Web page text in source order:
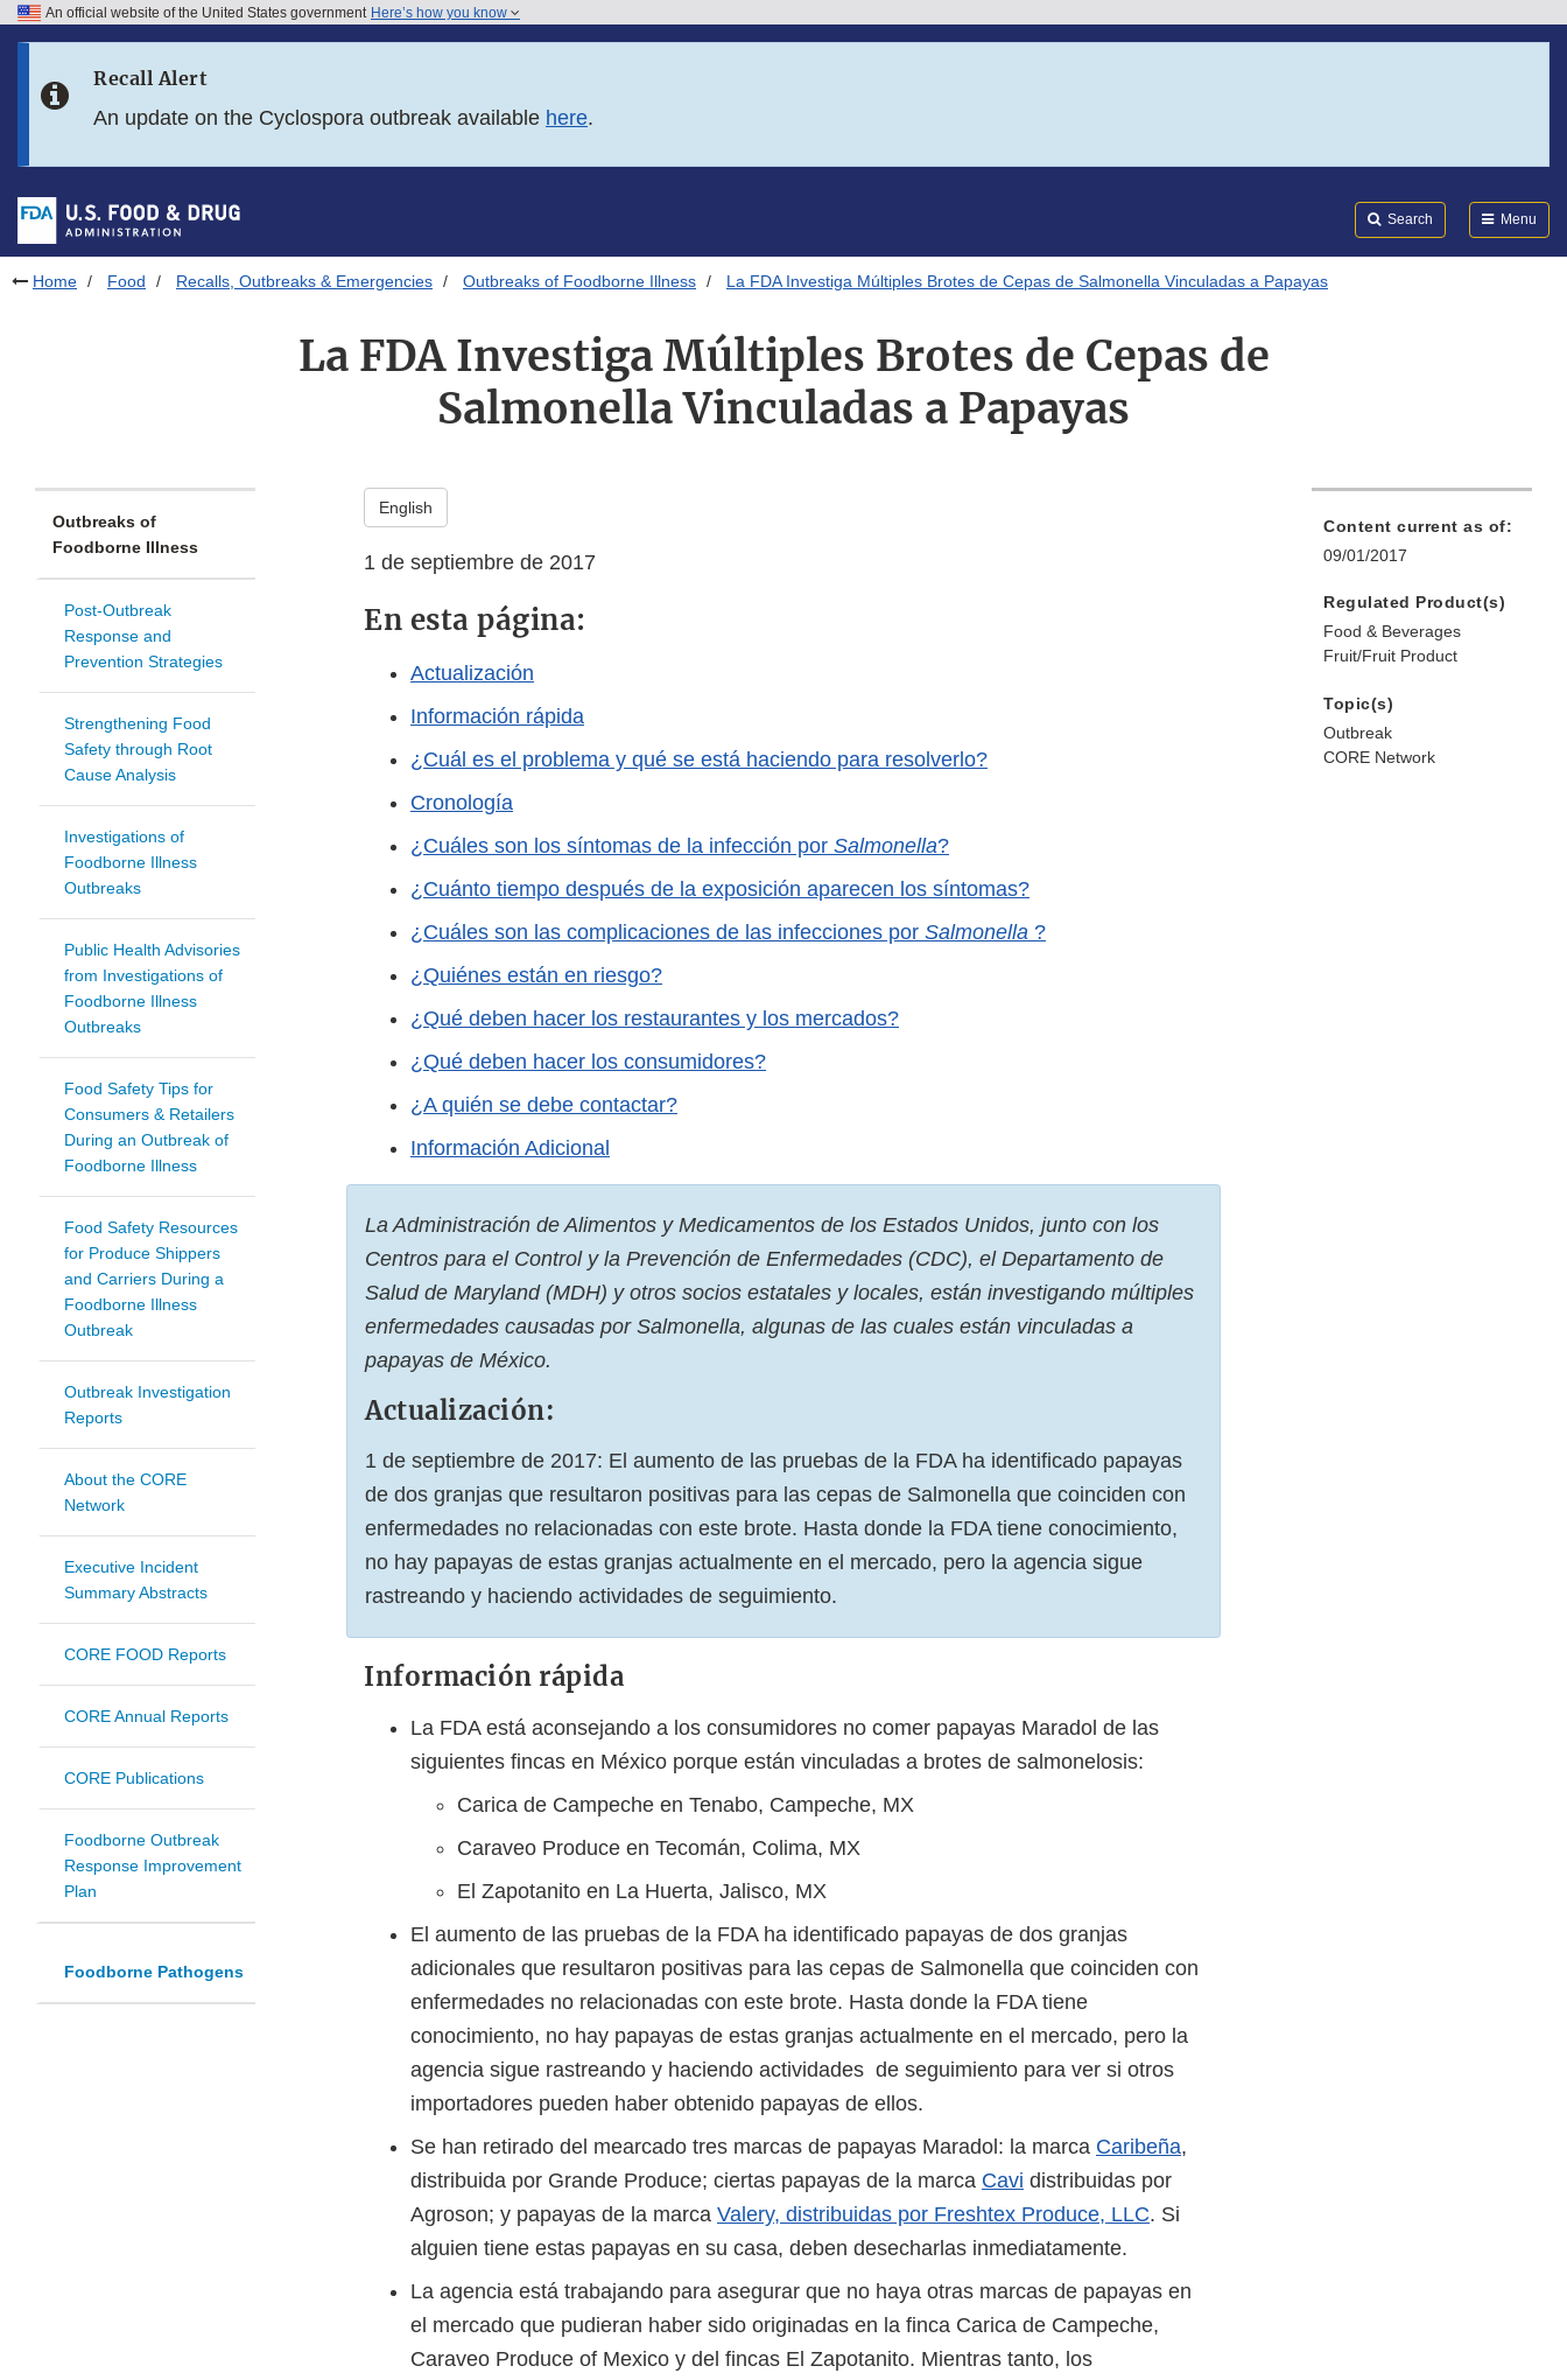
Skip to FDA Search
Skip to footer links
An official website of the United States government Here’s how you know
Recall Alert
An update on the Cyclospora outbreak available here.
Search Menu
Home Food Recalls, Outbreaks & Emergencies Outbreaks of Foodborne Illness La FDA Investiga Múltiples Brotes de Cepas de Salmonella Vinculadas a Papayas
La FDA Investiga Múltiples Brotes de Cepas de
Salmonella Vinculadas a Papayas
Outbreaks of
Foodborne Illness
Post-Outbreak
Response and
Prevention Strategies
Strengthening Food
Safety through Root
Cause Analysis
Investigations of
Foodborne Illness
Outbreaks
Public Health Advisories
from Investigations of
Foodborne Illness
Outbreaks
Food Safety Tips for
Consumers & Retailers
During an Outbreak of
Foodborne Illness
Food Safety Resources
for Produce Shippers
and Carriers During a
Foodborne Illness
Outbreak
Outbreak Investigation
Reports
About the CORE
Network
Executive Incident
Summary Abstracts
CORE FOOD Reports
CORE Annual Reports
CORE Publications
Foodborne Outbreak
Response Improvement
Plan
Foodborne Pathogens
English
1 de septiembre de 2017
En esta página:
Actualización
Información rápida
¿Cuál es el problema y qué se está haciendo para resolverlo?
Cronología
¿Cuáles son los síntomas de la infección por Salmonella?
¿Cuánto tiempo después de la exposición aparecen los síntomas?
¿Cuáles son las complicaciones de las infecciones por Salmonella ?
¿Quiénes están en riesgo?
¿Qué deben hacer los restaurantes y los mercados?
¿Qué deben hacer los consumidores?
¿A quién se debe contactar?
Información Adicional
La Administración de Alimentos y Medicamentos de los Estados Unidos, junto con los
Centros para el Control y la Prevención de Enfermedades (CDC), el Departamento de
Salud de Maryland (MDH) y otros socios estatales y locales, están investigando múltiples
enfermedades causadas por Salmonella, algunas de las cuales están vinculadas a
papayas de México.
Actualización:
1 de septiembre de 2017: El aumento de las pruebas de la FDA ha identificado papayas
de dos granjas que resultaron positivas para las cepas de Salmonella que coinciden con
enfermedades no relacionadas con este brote. Hasta donde la FDA tiene conocimiento,
no hay papayas de estas granjas actualmente en el mercado, pero la agencia sigue
rastreando y haciendo actividades de seguimiento.
Información rápida
La FDA está aconsejando a los consumidores no comer papayas Maradol de las
siguientes fincas en México porque están vinculadas a brotes de salmonelosis:
Carica de Campeche en Tenabo, Campeche, MX
Caraveo Produce en Tecomán, Colima, MX
El Zapotanito en La Huerta, Jalisco, MX
El aumento de las pruebas de la FDA ha identificado papayas de dos granjas
adicionales que resultaron positivas para las cepas de Salmonella que coinciden con
enfermedades no relacionadas con este brote. Hasta donde la FDA tiene
conocimiento, no hay papayas de estas granjas actualmente en el mercado, pero la
agencia sigue rastreando y haciendo actividades de seguimiento para ver si otros
importadores pueden haber obtenido papayas de ellos.
Se han retirado del mearcado tres marcas de papayas Maradol: la marca Caribeña,
distribuida por Grande Produce; ciertas papayas de la marca Cavi distribuidas por
Agroson; y papayas de la marca Valery, distribuidas por Freshtex Produce, LLC. Si
alguien tiene estas papayas en su casa, deben desecharlas inmediatamente.
La agencia está trabajando para asegurar que no haya otras marcas de papayas en
el mercado que pudieran haber sido originadas en la finca Carica de Campeche,
Caraveo Produce of Mexico y del fincas El Zapotanito. Mientras tanto, los
Content current as of:
09/01/2017
Regulated Product(s)
Food & Beverages
Fruit/Fruit Product
Topic(s)
Outbreak
CORE Network